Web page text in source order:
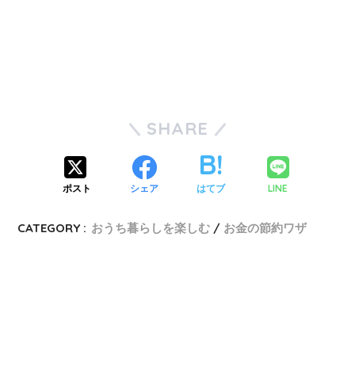
SHARE
ポスト シェア はてブ LINE
CATEGORY : おうち暮らしを楽しむ お金の節約ワザ